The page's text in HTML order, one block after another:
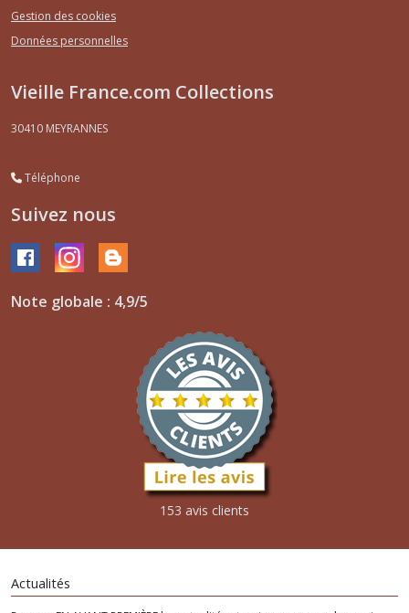
Gestion des cookies
Données personnelles
Vieille France.com Collections
30410 MEYRANNES
Téléphone
Suivez nous
Note globale : 4,9/5
153 avis clients
Actualités